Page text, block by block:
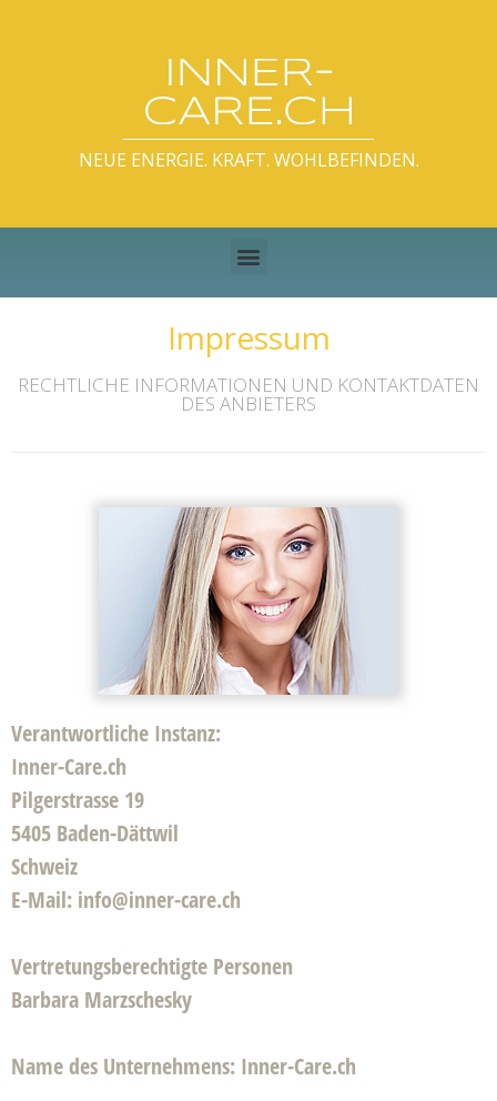
NEUE ENERGIE. KRAFT. WOHLBEFINDEN.
Impressum
RECHTLICHE INFORMATIONEN UND KONTAKTDATEN
DES ANBIETERS
Verantwortliche Instanz:
Inner-Care.ch
Pilgerstrasse 19
5405 Baden-Dättwil
Schweiz
E-Mail: info@inner-care.ch
Vertretungsberechtigte Personen
Barbara Marzschesky
Name des Unternehmens: Inner-Care.ch